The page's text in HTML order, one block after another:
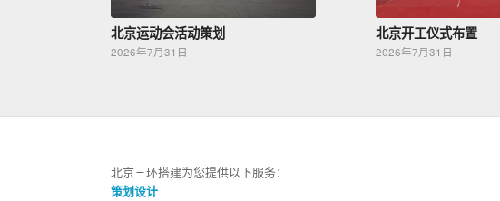
北京运动会活动策划
2026年7月31日
北京开工仪式布置
2026年7月31日
北京三环搭建为您提供以下服务：
策划设计